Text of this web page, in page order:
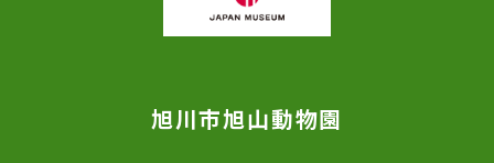
旭川市旭山動物園